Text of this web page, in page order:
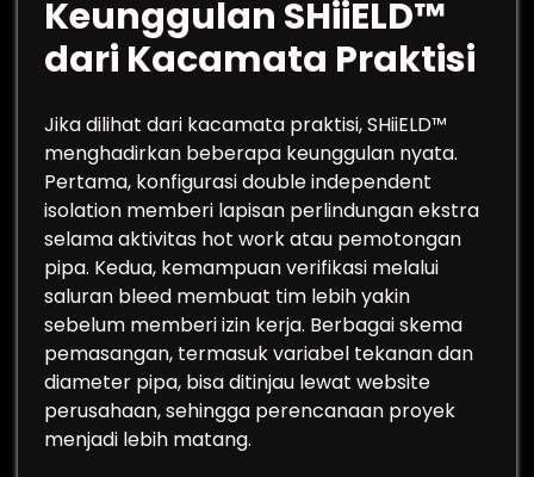
Keunggulan SHiiELD™
dari Kacamata Praktisi
Jika dilihat dari kacamata praktisi, SHiiELD™
menghadirkan beberapa keunggulan nyata.
Pertama, konfigurasi double independent
isolation memberi lapisan perlindungan ekstra
selama aktivitas hot work atau pemotongan
pipa. Kedua, kemampuan verifikasi melalui
saluran bleed membuat tim lebih yakin
sebelum memberi izin kerja. Berbagai skema
pemasangan, termasuk variabel tekanan dan
diameter pipa, bisa ditinjau lewat website
perusahaan, sehingga perencanaan proyek
menjadi lebih matang.